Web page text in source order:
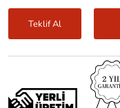
Teklif Al